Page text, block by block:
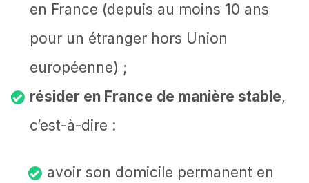
en France (depuis au moins 10 ans
pour un étranger hors Union
européenne) ;
résider en France de manière stable,
c’est-à-dire :
avoir son domicile permanent en